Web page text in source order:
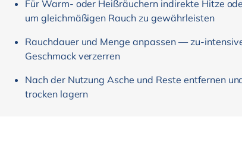
Für Warm- oder Heißräuchern indirekte Hitze
um gleichmäßigen Rauch zu gewährleisten
Rauchdauer und Menge anpassen — zu-
Geschmack verzerren
Nach der Nutzung Asche und Reste entfernen
trocken lagern